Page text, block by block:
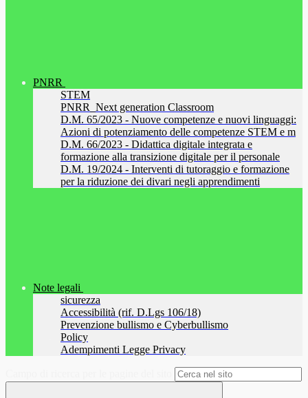
PNRR
STEM
PNRR_Next generation Classroom
D.M. 65/2023 - Nuove competenze e nuovi linguaggi:
Azioni di potenziamento delle competenze STEM e m
D.M. 66/2023 - Didattica digitale integrata e
formazione alla transizione digitale per il personale
D.M. 19/2024 - Interventi di tutoraggio e formazione
per la riduzione dei divari negli apprendimenti
Note legali
sicurezza
Accessibilità (rif. D.Lgs 106/18)
Prevenzione bullismo e Cyberbullismo
Policy
Adempimenti Legge Privacy